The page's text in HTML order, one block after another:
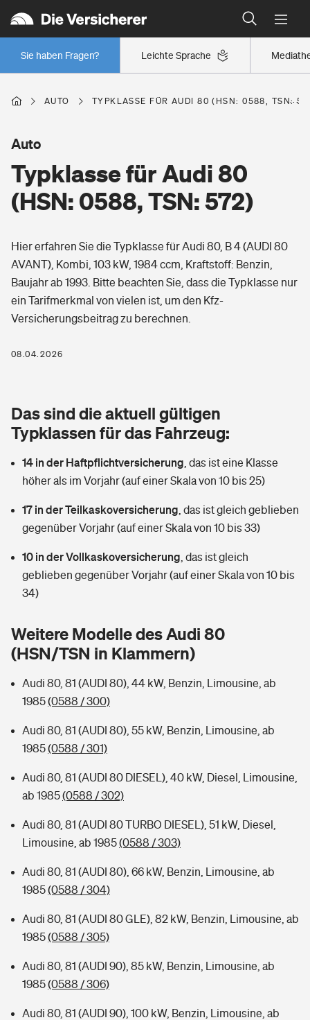
Leichte Sprache
Sie haben Fragen?
Wer versichert was: Jetzt Versicherer finden
Regionalklassen: So ist Ihre Region eingestuft
Wer versichert was: Jetzt Versicherer finden
Berufsunfähigkeitsversicherung
Erwerbsunfähigkeitsversicherung
Grundfähigkeitsversicherung
Arbeitsrechtsschutz
Berufshaftpflichtversicherung
Zur Übersicht
Tools
Wer versichert was: Jetzt Versicherer finden
Sie haben Fragen?
Wohnen
Glasversicherung
Mietkautionsversicherung
Restkreditversicherung
Zur Übersicht
Hochwasser-Check: Wie gefährdet ist Ihr Haus?
Wer versichert was: Jetzt Versicherer finden
Sie haben Fragen?
Freizeit
Pri­vate Haft­pflicht­
Kinderunfall­ver­si­che­rung
Kinderinvalidität
Reiseversicherung
Pferdehalter-Haftpflicht
Private Cyberversicherung
Musikinstrumentenversicherung
Zur Übersicht
Tools
Kinderunfall-Check: Mehr Sicherheit für deine Kids
Sie haben Fragen?
Gesundheit
Private Krankenversicherung
Dread-Disease-Versicherung
Tierkrankenversicherung
Wer versichert was: Jetzt Versicherer finden
Sie haben Fragen?
Rentenrechner: Wie viel Geld bekomme ich im Alter?
AUTO TYPKLASSE FÜR AUDI 80 (HSN: 0588, TSN:
Typklasse für Audi 80
(HSN: 0588, TSN: 572)
Auto
Hier erfahren Sie die Typklasse für Audi 80, B 4 (AUDI 80
AVANT), Kombi, 103 kW, 1984 ccm, Kraftstoff: Benzin,
Baujahr ab 1993. Bitte beachten Sie, dass die Typklasse nur
ein Tarifmerkmal von vielen ist, um den Kfz-
Versicherungsbeitrag zu berechnen.
08.04.2026
Das sind die aktuell gültigen
Typklassen für das Fahrzeug:
14 in der Haftpflichtversicherung das ist eine Klasse
höher als im Vorjahr (auf einer Skala von 10 bis 25)
17 in der Teilkaskoversicherung das ist gleich geblieben
gegenüber Vorjahr (auf einer Skala von 10 bis 33)
10 in der Vollkaskoversicherung das ist gleich
geblieben gegenüber Vorjahr (auf einer Skala von 10 bis
34)
Weitere Modelle des Audi 80
(HSN/TSN in Klammern)
Audi 80, 81 (AUDI 80), 44 kW, Benzin, Limousine, ab
1985(0588 / 300)
Audi 80, 81 (AUDI 80), 55 kW, Benzin, Limousine, ab
1985(0588 / 301)
Audi 80, 81 (AUDI 80 DIESEL), 40 kW, Diesel, Limousine,
ab 1985(0588 / 302)
Audi 80, 81 (AUDI 80 TURBO DIESEL), 51 kW, Diesel,
Limousine, ab 1985(0588 / 303)
Audi 80, 81 (AUDI 80), 66 kW, Benzin, Limousine, ab
1985(0588 / 304)
Audi 80, 81 (AUDI 80 GLE), 82 kW, Benzin, Limousine, ab
1985(0588 / 305)
Audi 80, 81 (AUDI 90), 85 kW, Benzin, Limousine, ab
1985(0588 / 306)
Audi 80, 81 (AUDI 90), 100 kW, Benzin, Limousine, ab